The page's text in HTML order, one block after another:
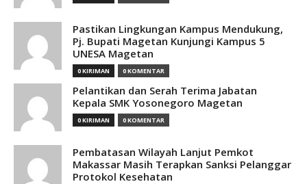
Pastikan Lingkungan Kampus Mendukung,
Pj. Bupati Magetan Kunjungi Kampus 5
UNESA Magetan
0 KIRIMAN 0 KOMENTAR
Pelantikan dan Serah Terima Jabatan
Kepala SMK Yosonegoro Magetan
0 KIRIMAN 0 KOMENTAR
Pembatasan Wilayah Lanjut Pemkot
Makassar Masih Terapkan Sanksi Pelanggar
Protokol Kesehatan